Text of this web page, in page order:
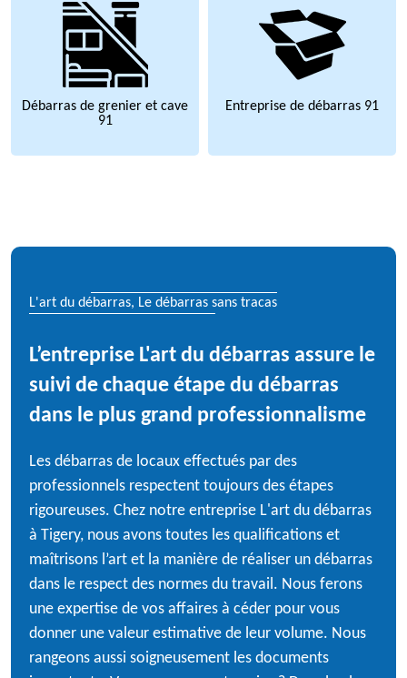
Débarras de grenier et cave
91
Entreprise de débarras 91
L'art du débarras, Le débarras sans tracas
L’entreprise L'art du débarras assure le
suivi de chaque étape du débarras
dans le plus grand professionnalisme
Les débarras de locaux effectués par des
professionnels respectent toujours des étapes
rigoureuses. Chez notre entreprise L'art du débarras
à Tigery, nous avons toutes les qualifications et
maîtrisons l’art et la manière de réaliser un débarras
dans le respect des normes du travail. Nous ferons
une expertise de vos affaires à céder pour vous
donner une valeur estimative de leur volume. Nous
rangeons aussi soigneusement les documents